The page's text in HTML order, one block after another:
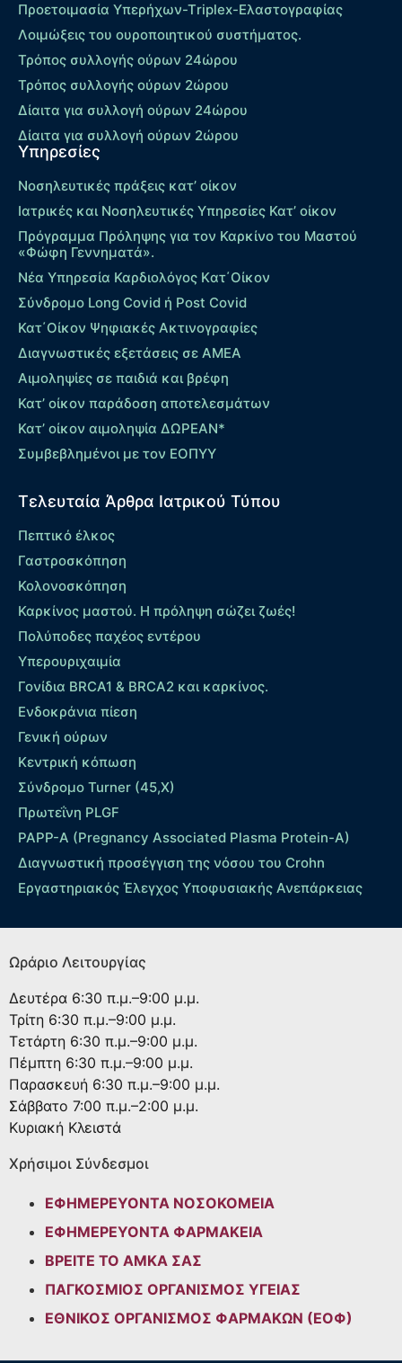
Προετοιμασία Υπερήχων-Τriplex-Ελαστογραφίας
Λοιμώξεις του ουροποιητικού συστήματος.
Τρόπος συλλογής ούρων 24ώρου
Τρόπος συλλογής ούρων 2ώρου
Δίαιτα για συλλογή ούρων 24ώρου
Δίαιτα για συλλογή ούρων 2ώρου
Υπηρεσίες
Νοσηλευτικές πράξεις κατ’ οίκον
Ιατρικές και Νοσηλευτικές Υπηρεσίες Κατ’ οίκον
Πρόγραμμα Πρόληψης για τον Καρκίνο του Μαστού
«Φώφη Γεννηματά».
Νέα Υπηρεσία Καρδιολόγος Kατ΄Οίκον
Σύνδρομο Long Covid ή Post Covid
Κατ΄Οίκον Ψηφιακές Ακτινογραφίες
Διαγνωστικές εξετάσεις σε ΑΜΕΑ
Αιμοληψίες σε παιδιά και βρέφη
Κατ’ οίκον παράδοση αποτελεσμάτων
Κατ’ οίκον αιμοληψία ΔΩΡΕΑΝ*
Συμβεβλημένοι με τον ΕΟΠΥΥ
Τελευταία Άρθρα Ιατρικού Τύπου
Πεπτικό έλκος
Γαστροσκόπηση
Κολονοσκόπηση
Καρκίνος μαστού. Η πρόληψη σώζει ζωές!
Πολύποδες παχέος εντέρου
Yπερουριχαιμία
Γονίδια BRCA1 & BRCA2 και καρκίνος.
Ενδοκράνια πίεση
Γενική ούρων
Κεντρική κόπωση
Σύνδρομο Turner (45,X)
Πρωτεΐνη PLGF
PAPP-A (Pregnancy Associated Plasma Protein-A)
Διαγνωστική προσέγγιση της νόσου του Crohn
Εργαστηριακός Έλεγχος Υποφυσιακής Ανεπάρκειας
Ωράριο Λειτουργίας
Δευτέρα 6:30 π.μ.–9:00 μ.μ.
Τρίτη 6:30 π.μ.–9:00 μ.μ.
Τετάρτη 6:30 π.μ.–9:00 μ.μ.
Πέμπτη 6:30 π.μ.–9:00 μ.μ.
Παρασκευή 6:30 π.μ.–9:00 μ.μ.
Σάββατο 7:00 π.μ.–2:00 μ.μ.
Κυριακή Κλειστά
Χρήσιμοι Σύνδεσμοι
ΕΦΗΜΕΡΕΥΟΝΤΑ ΝΟΣΟΚΟΜΕΙΑ
ΕΦΗΜΕΡΕΥΟΝΤΑ ΦΑΡΜΑΚΕΙΑ
ΒΡΕΙΤΕ ΤΟ ΑΜΚΑ ΣΑΣ
ΠΑΓΚΟΣΜΙΟΣ ΟΡΓΑΝΙΣΜΟΣ ΥΓΕΙΑΣ
ΕΘΝΙΚΟΣ ΟΡΓΑΝΙΣΜΟΣ ΦΑΡΜΑΚΩΝ (ΕΟΦ)